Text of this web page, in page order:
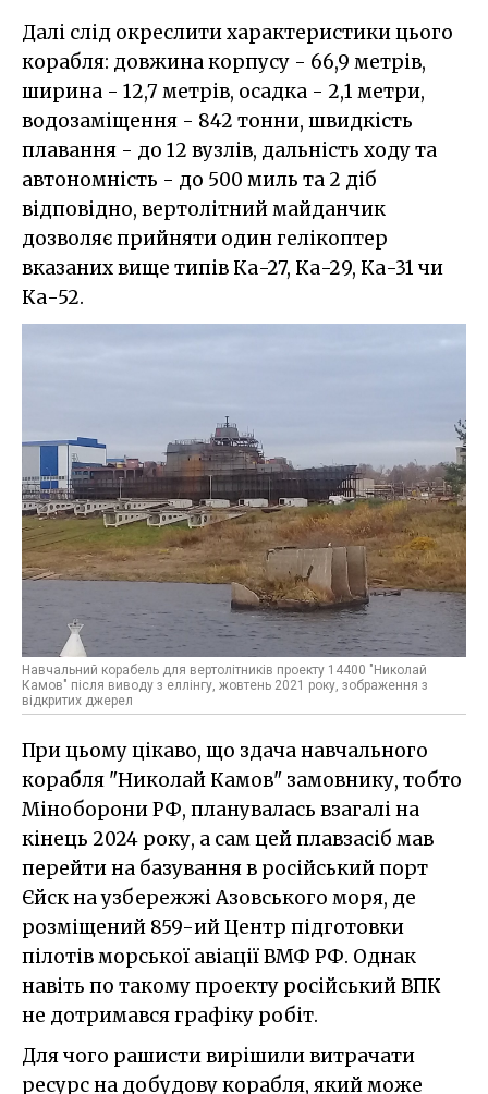
Далі слід окреслити характеристики цього
корабля: довжина корпусу - 66,9 метрів,
ширина - 12,7 метрів, осадка - 2,1 метри,
водозаміщення - 842 тонни, швидкість
плавання - до 12 вузлів, дальність ходу та
автономність - до 500 миль та 2 діб
відповідно, вертолітний майданчик
дозволяє прийняти один гелікоптер
вказаних вище типів Ка-27, Ка-29, Ка-31 чи
Ка-52.
Навчальний корабель для вертолітників проекту 14400 "Николай
Камов" після виводу з еллінгу, жовтень 2021 року, зображення з
відкритих джерел
При цьому цікаво, що здача навчального
корабля "Николай Камов" замовнику, тобто
Міноборони РФ, планувалась взагалі на
кінець 2024 року, а сам цей плавзасіб мав
перейти на базування в російський порт
Єйск на узбережжі Азовського моря, де
розміщений 859-ий Центр підготовки
пілотів морської авіації ВМФ РФ. Однак
навіть по такому проекту російський ВПК
не дотримався графіку робіт.
Для чого рашисти вирішили витрачати
ресурс на добудову корабля, який може